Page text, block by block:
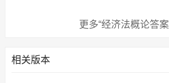
更多“经济法概论答
相关版本